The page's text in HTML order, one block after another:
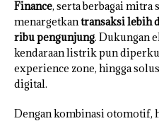
Finance, serta berbagai mitra
menargetkantransaksi lebih
ribu pengunjung. Dukungan
kendaraan listrik pun
experience zone, hingga
digital.
Dengan kombinasi otomotif,